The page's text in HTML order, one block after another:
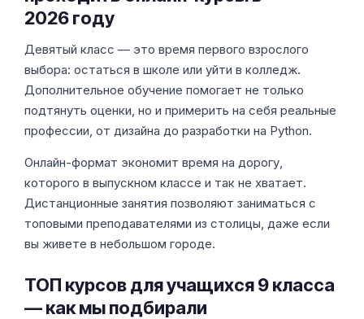
2026 году
Девятый класс — это время первого взрослого
выбора: остаться в школе или уйти в колледж.
Дополнительное обучение помогает не только
подтянуть оценки, но и примерить на себя реальные
профессии, от дизайна до разработки на Python.
Онлайн-формат экономит время на дорогу,
которого в выпускном классе и так не хватает.
Дистанционные занятия позволяют заниматься с
топовыми преподавателями из столицы, даже если
вы живете в небольшом городе.
ТОП курсов для учащихся 9 класса
— как мы подбирали